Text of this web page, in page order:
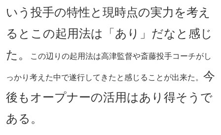
いう投手の特性と現時点の実力を考え
るとこの起用法は「あり」だなと感じ
た。
この辺りの起用法は高津監督や斎藤投手コーチがし
っかり考えた中で遂行してきたと感じることが出来た。 今
後もオープナーの活用はあり得そうで
ある。